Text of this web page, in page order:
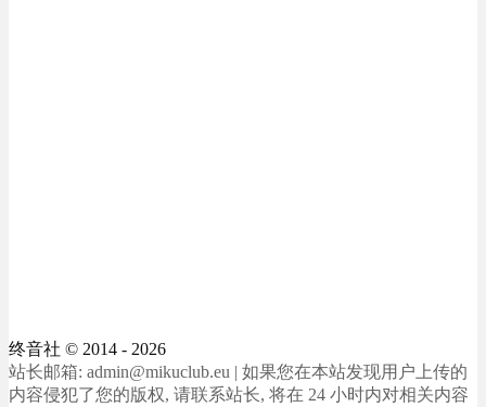
终音社 © 2014 - 2026
站长邮箱: admin@mikuclub.eu | 如果您在本站发现用户上传的
内容侵犯了您的版权, 请联系站长, 将在 24 小时内对相关内容